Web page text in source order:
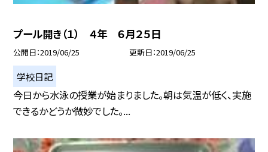
プール開き（１） ４年 ６月２５日
公開日 2019/06/25 更新日 2019/06/25
学校日記
今日から水泳の授業が始まりました。朝は気温が低く、実施
できるかどうか微妙でした。...